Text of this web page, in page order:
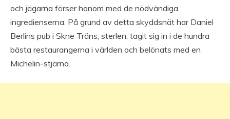
och jägarna förser honom med de nödvändiga
ingredienserna. På grund av detta skyddsnät har Daniel
Berlins pub i Skne Träns, sterlen, tagit sig in i de hundra
bästa restaurangerna i världen och belönats med en
Michelin-stjärna.